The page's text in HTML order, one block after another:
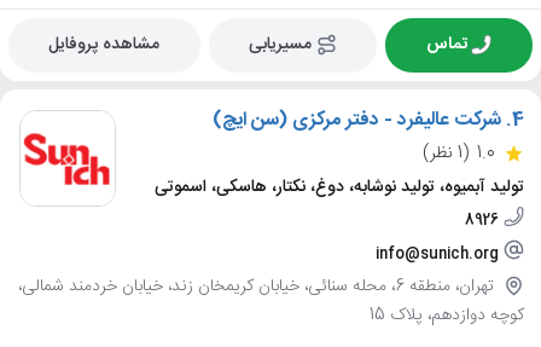
تماس مسیریابی مشاهده پروفایل
4. شرکت عالیفرد - دفتر مرکزی (سن ایچ)
1.0 (1 نظر)
تولید آبمیوه، تولید نوشابه، دوغ، نکتار، هاسکی، اسموتی
8926
info@sunich.org
تهران، منطقه 6، محله سنائی، خیابان کریمخان زند، خیابان خردمند شمالی،
کوچه دوازدهم، پلاک 15